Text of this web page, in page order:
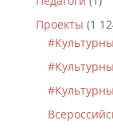
Проекты (1